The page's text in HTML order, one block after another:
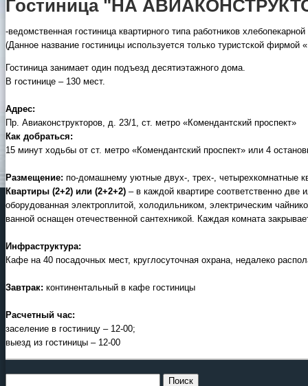
Гостиница "НА
-ведомственная гостиница квартирного типа работников
(Данное название гостиницы используется только туристской
Гостиница занимает один подъезд десятиэтажного дома.
В гостинице – 130 мест.
Адрес:
Пр. Авиаконструкторов, д. 23/1, ст. метро «Комендантский проспект»
Как добраться:
15 минут ходьбы от ст. метро «Комендантский проспект» или 4
Размещение: по-домашнему уютные двух-, трех-, четырехкомнатные
Квартиры (2+2) или (2+2+2) – в каждой квартире соответственно
оборудованная электроплитой, холодильником, электрическим
ванной оснащен отечественной сантехникой. Каждая комната
Инфраструктура:
Кафе на 40 посадочных мест, круглосуточная охрана, недалеко
Завтрак: континентальный в кафе гостиницы
Расчетный час:
заселение в гостиницу – 12-00;
выезд из гостиницы – 12-00